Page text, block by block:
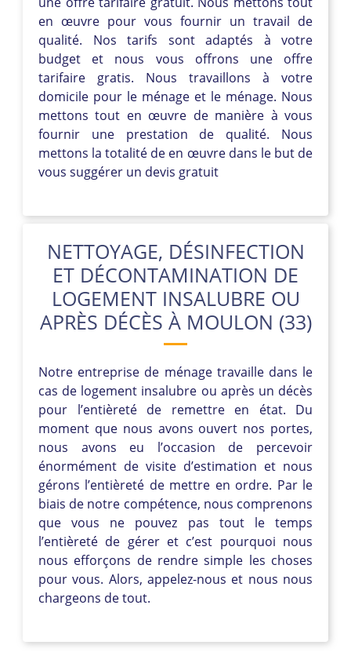
en œuvre pour vous fournir un travail de
qualité. Nos tarifs sont adaptés à votre
budget et nous vous offrons une offre
tarifaire gratis. Nous travaillons à votre
domicile pour le ménage et le ménage. Nous
mettons tout en œuvre de manière à vous
fournir une prestation de qualité. Nous
mettons la totalité de en œuvre dans le but de
vous suggérer un devis gratuit
NETTOYAGE, DÉSINFECTION
ET DÉCONTAMINATION DE
LOGEMENT INSALUBRE OU
APRÈS DÉCÈS À MOULON (33)
Notre entreprise de ménage travaille dans le
cas de logement insalubre ou après un décès
pour l’entièreté de remettre en état. Du
moment que nous avons ouvert nos portes,
nous avons eu l’occasion de percevoir
énormément de visite d’estimation et nous
gérons l’entièreté de mettre en ordre. Par le
biais de notre compétence, nous comprenons
que vous ne pouvez pas tout le temps
l’entièreté de gérer et c’est pourquoi nous
nous efforçons de rendre simple les choses
pour vous. Alors, appelez-nous et nous nous
chargeons de tout.